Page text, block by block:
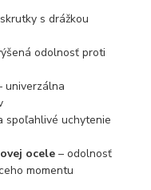
s drážkou
odolnosť proti
univerzálna
spoľahlivé uchytenie
ocele – odolnosť
momentu